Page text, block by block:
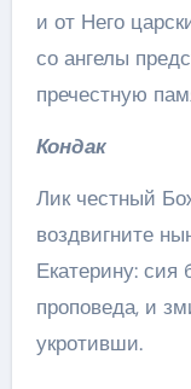
и от Него
со ангелы
пречестную
Кондак
Лик честный
воздвигните
Екатерину:
проповеда, и
укротивши.